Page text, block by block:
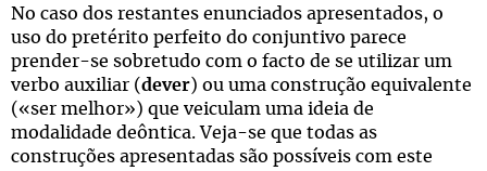
No caso dos restantes enunciados apresentados, o
uso do pretérito perfeito do conjuntivo parece
prender-se sobretudo com o facto de se utilizar um
verbo auxiliar (dever) ou uma construção equivalente
(«ser melhor») que veiculam uma ideia de
modalidade deôntica. Veja-se que todas as
construções apresentadas são possíveis com este